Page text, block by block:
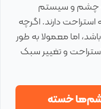
چشم و سیستم
استراحت دارند. اگرچه
اما معمولا به طور
و تغییر سبک
خسته